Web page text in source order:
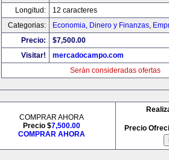
Longitud:
12 caracteres
Categorias:
Economia, Dinero y Finanzas,
Precio:
$7,500.00
Visitar!
mercadocampo.com
Serán consideradas ofertas
COMPRAR AHORA
Precio $7,500.00
COMPRAR AHORA
Precio